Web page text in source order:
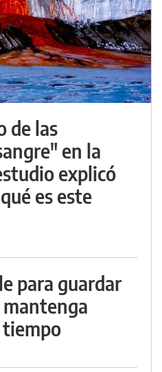
de las
en la
explicó
es este
para guardar
mantenga
tiempo